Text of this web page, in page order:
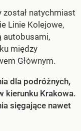
natychmiast
Linie Kolejowe,
autobusami,
między
Głównym.
dla podróżnych,
kierunku Krakowa.
sięgające nawet